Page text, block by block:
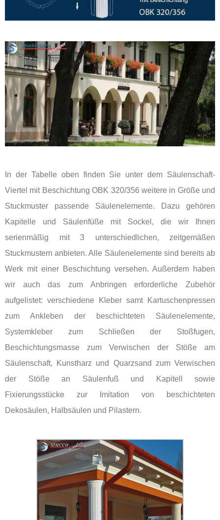
In der Tabelle oben finden Sie unter dem Säulenschaft-
Viertel mit Beschichtung OBK 320/356 weitere in Größe und
Stuckmuster passende Säulenelemente. Dazu gehören
Kapitelle und Säulenfüße mit Sockel, die wir Ihnen
serienmäßig mit 3 unterschiedlichen, zeitgemäßen
Stuckmustern anbieten. Alle Säulenelemente sind bereits ab
Werk mit einer Beschichtung versehen. Außerdem haben
wir auch das zum Anbringen erforderliche Zubehör
aufgelistet: verschiedene Kleber samt Kartuschenpressen
zum Ankleben der beschichteten Säulenelemente,
Systemkleber zum Schließen der Stoßfugen,
Beschichtungsmasse zum Verwischen der Stöße am
Säulenschaft, Kunstharz und Quarzsand zum Verwischen
der Stöße an Säulenfuß und Kapitell sowie
Fixierungsstücke zur Imitation von beschichteten
Dekosäulen, Halbsäulen und Pilastern.